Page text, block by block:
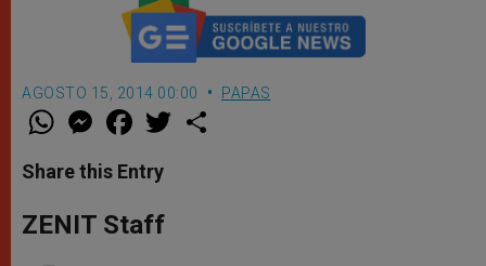
AGOSTO 15, 2014 00:00 PAPAS
W
t
s
p
p
M
e
s
e
g
e
F
a
e
b
o
k
w
Share this Entry
ZENIT Staff